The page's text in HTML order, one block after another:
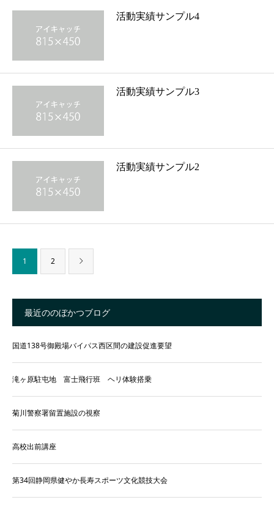
活動実績サンプル4
活動実績サンプル3
活動実績サンプル2
1 2
最近ののぼかつブログ
国道138号御殿場バイパス西区間の建設促進要望
滝ヶ原駐屯地 富士飛行班 ヘリ体験搭乗
菊川警察署留置施設の視察
高校出前講座
第34回静岡県健やか長寿スポーツ文化競技大会